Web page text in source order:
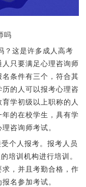
吗
？这是许多成人高考
只要满足心理咨询师
条件有三个，符合其
的人可以报考心理咨
学初级以上职称的人
的在校学生，具有学
咨询师考试。
个人报考。报考人员
培训机构进行培训。
，并且考勤合格，作
名参加考试。